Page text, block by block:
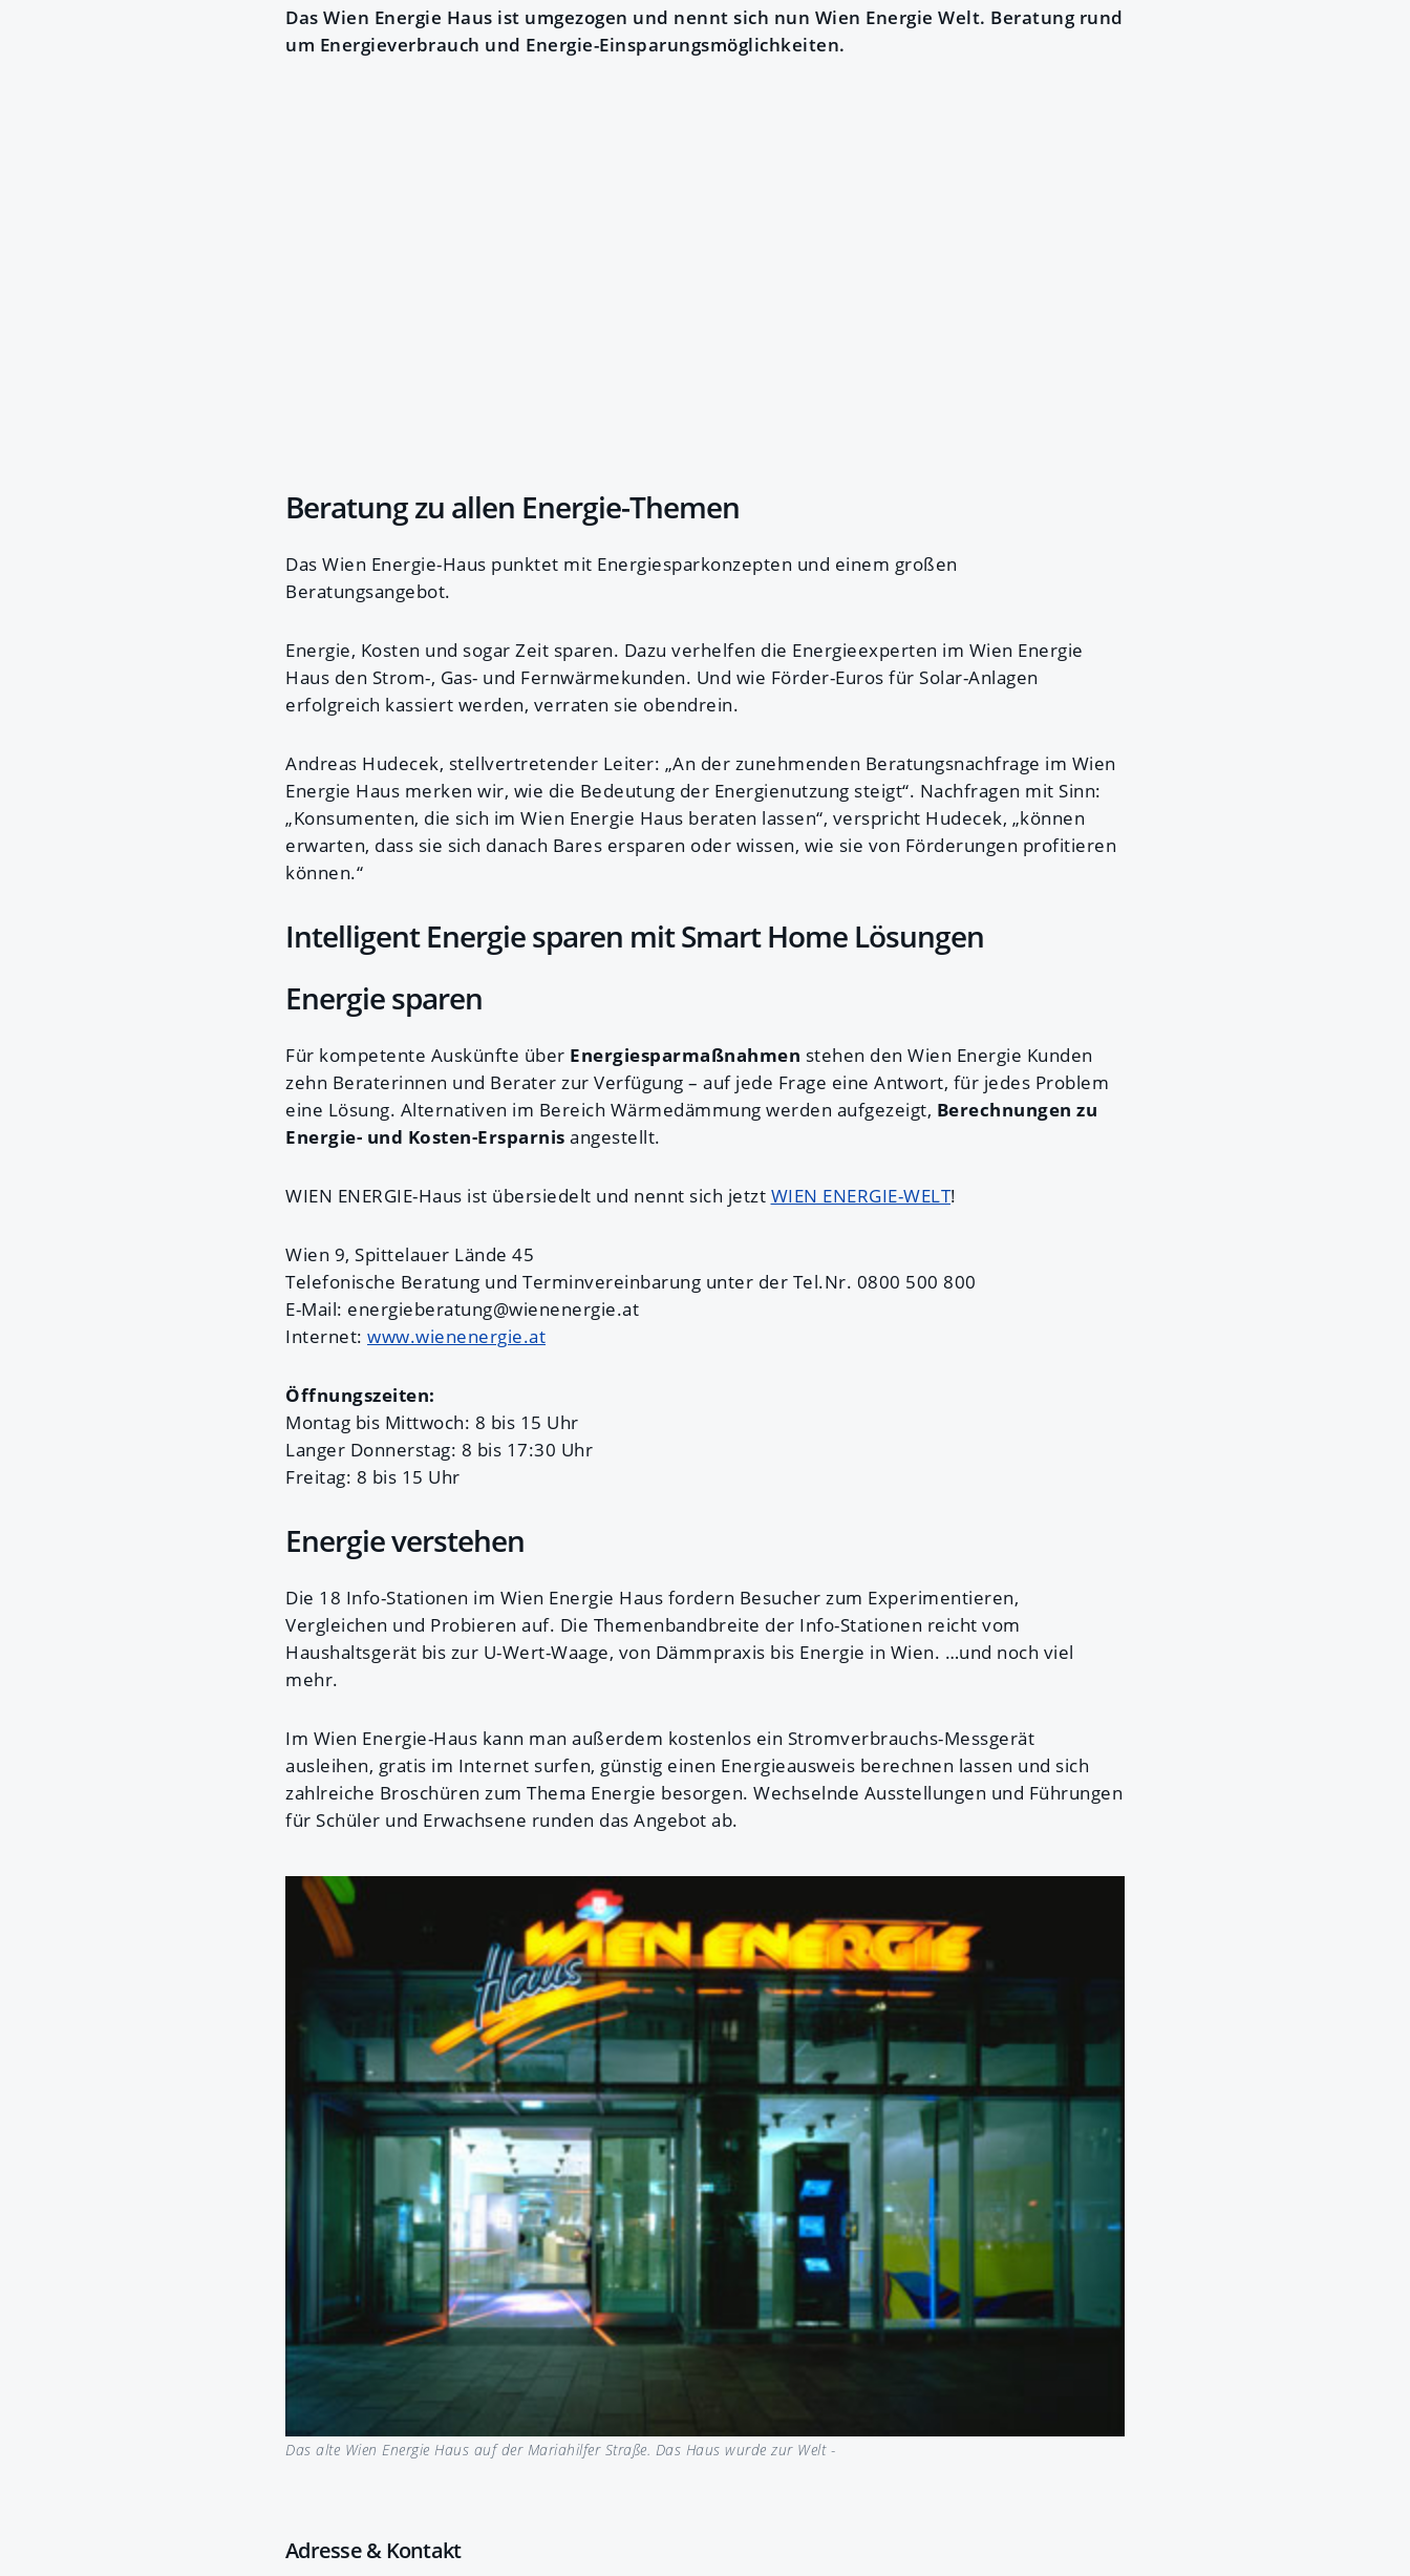
Das Wien Energie Haus ist umgezogen und nennt sich nun Wien Energie Welt. Beratung rund
um Energieverbrauch und Energie-Einsparungsmöglichkeiten.
Beratung zu allen Energie-Themen
Das Wien Energie-Haus punktet mit Energiesparkonzepten und einem großen
Beratungsangebot.
Energie, Kosten und sogar Zeit sparen. Dazu verhelfen die Energieexperten im Wien Energie
Haus den Strom-, Gas- und Fernwärmekunden. Und wie Förder-Euros für Solar-Anlagen
erfolgreich kassiert werden, verraten sie obendrein.
Andreas Hudecek, stellvertretender Leiter: „An der zunehmenden Beratungsnachfrage im Wien
Energie Haus merken wir, wie die Bedeutung der Energienutzung steigt“. Nachfragen mit Sinn:
„Konsumenten, die sich im Wien Energie Haus beraten lassen“, verspricht Hudecek, „können
erwarten, dass sie sich danach Bares ersparen oder wissen, wie sie von Förderungen profitieren
können.“
Intelligent Energie sparen mit Smart Home Lösungen
Energie sparen
Für kompetente Auskünfte über Energiesparmaßnahmen stehen den Wien Energie Kunden
zehn Beraterinnen und Berater zur Verfügung – auf jede Frage eine Antwort, für jedes Problem
eine Lösung. Alternativen im Bereich Wärmedämmung werden aufgezeigt, Berechnungen zu
Energie- und Kosten-Ersparnis angestellt.
WIEN ENERGIE-Haus ist übersiedelt und nennt sich jetzt WIEN ENERGIE-WELT!
Wien 9, Spittelauer Lände 45
Telefonische Beratung und Terminvereinbarung unter der Tel.Nr. 0800 500 800
E-Mail: energieberatung@wienenergie.at
Internet: www.wienenergie.at
Öffnungszeiten:
Montag bis Mittwoch: 8 bis 15 Uhr
Langer Donnerstag: 8 bis 17:30 Uhr
Freitag: 8 bis 15 Uhr
Energie verstehen
Die 18 Info-Stationen im Wien Energie Haus fordern Besucher zum Experimentieren,
Vergleichen und Probieren auf. Die Themenbandbreite der Info-Stationen reicht vom
Haushaltsgerät bis zur U-Wert-Waage, von Dämmpraxis bis Energie in Wien. …und noch viel
mehr.
Im Wien Energie-Haus kann man außerdem kostenlos ein Stromverbrauchs-Messgerät
ausleihen, gratis im Internet surfen, günstig einen Energieausweis berechnen lassen und sich
zahlreiche Broschüren zum Thema Energie besorgen. Wechselnde Ausstellungen und Führungen
für Schüler und Erwachsene runden das Angebot ab.
Das alte Wien Energie Haus auf der Mariahilfer Straße. Das Haus wurde zur Welt -
Adresse & Kontakt